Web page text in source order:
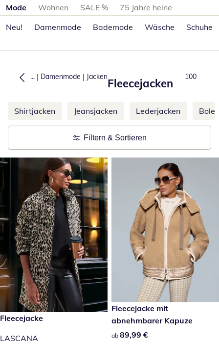
Produktkategorien überspringen
Mode Wohnen SALE %
75 Jahre heine
Neu!
Damenmode Bademode Wäsche Schuhe
... | Damenmode | Jacken
Fleecejacken
Produkte
100
Weitere Kategorien überspringen
Shirtjacken Jeansjacken Lederjacken
Filtern & Sortieren
149,00 €
Fleecejacke
LASCANA
89,99 €
Fleecejacke mit
abnehmbarer Kapuze
89,99 €
ab 89,99 €